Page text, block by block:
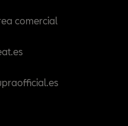
comercial